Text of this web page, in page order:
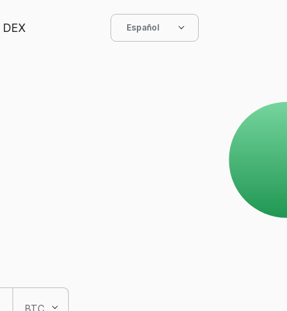
DEX Español
BTC